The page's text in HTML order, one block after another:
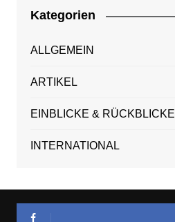
Kategorien
ALLGEMEIN
ARTIKEL
EINBLICKE & RÜCKBLICKE
INTERNATIONAL